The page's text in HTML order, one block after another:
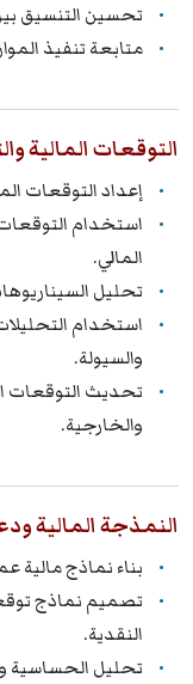
تحسين التنسيق بين
متابعة تنفيذ
التوقعات المالية
إعداد التوقعات
استخدام
المالي.
تحليل
استخدام التحليلات
والسيولة.
تحديث التوقعات
والخارجية.
النمذجة المالية
بناء نماذج مالية
تصميم نماذج
النقدية.
تحليل الحساسية